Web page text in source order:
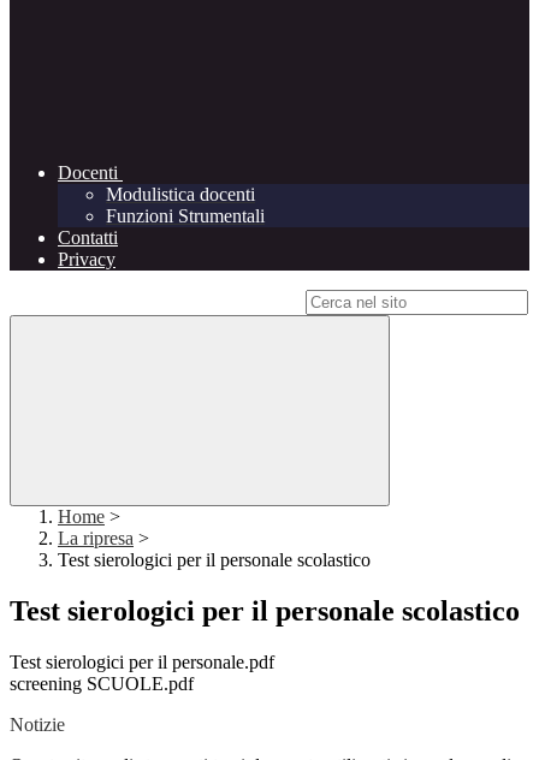
Docenti
Modulistica docenti
Funzioni Strumentali
Contatti
Privacy
Home >
La ripresa >
Test sierologici per il personale scolastico
Test sierologici per il personale scolastico
Test sierologici per il personale.pdf
screening SCUOLE.pdf
Notizie